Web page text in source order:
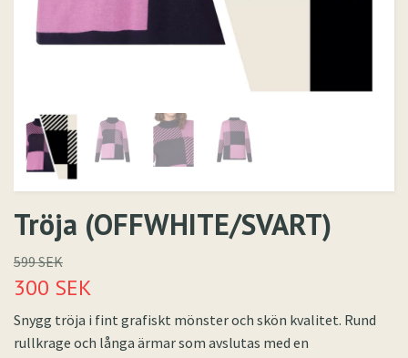
Tröja (OFFWHITE/SVART)
599 SEK
300 SEK
Snygg tröja i fint grafiskt mönster och skön kvalitet. Rund
rullkrage och långa ärmar som avslutas med en